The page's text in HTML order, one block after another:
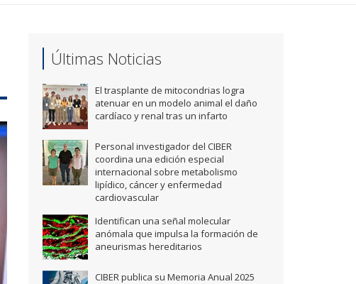
Últimas Noticias
El trasplante de mitocondrias logra
atenuar en un modelo animal el daño
cardíaco y renal tras un infarto
Personal investigador del CIBER
coordina una edición especial
internacional sobre metabolismo
lipídico, cáncer y enfermedad
cardiovascular
Identifican una señal molecular
anómala que impulsa la formación de
aneurismas hereditarios
CIBER publica su Memoria Anual 2025